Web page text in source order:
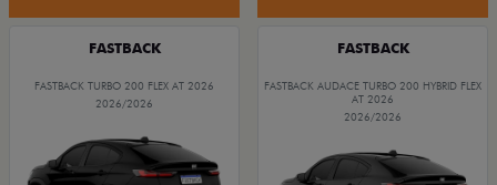
FASTBACK
FASTBACK TURBO 200 FLEX AT 2026
2026/2026
FASTBACK
FASTBACK AUDACE TURBO 200 HYBRID FLEX
AT 2026
2026/2026